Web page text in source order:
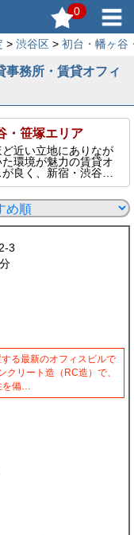
0
> 渋谷区 > 初台・幡ヶ谷
事務所・賃貸オフィ
・笹塚エリア
近い立地にありなが
環境が魅力の賃貸オ
良く、新宿・渋谷方
物件が豊富で、スタ
集中しやすい点も特
に最適な立地です。
エリアの20～40坪の
3
る最新のオフィスビルで
リート造（RC造）で、
を備…